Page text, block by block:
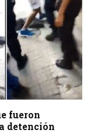
fueron
detención